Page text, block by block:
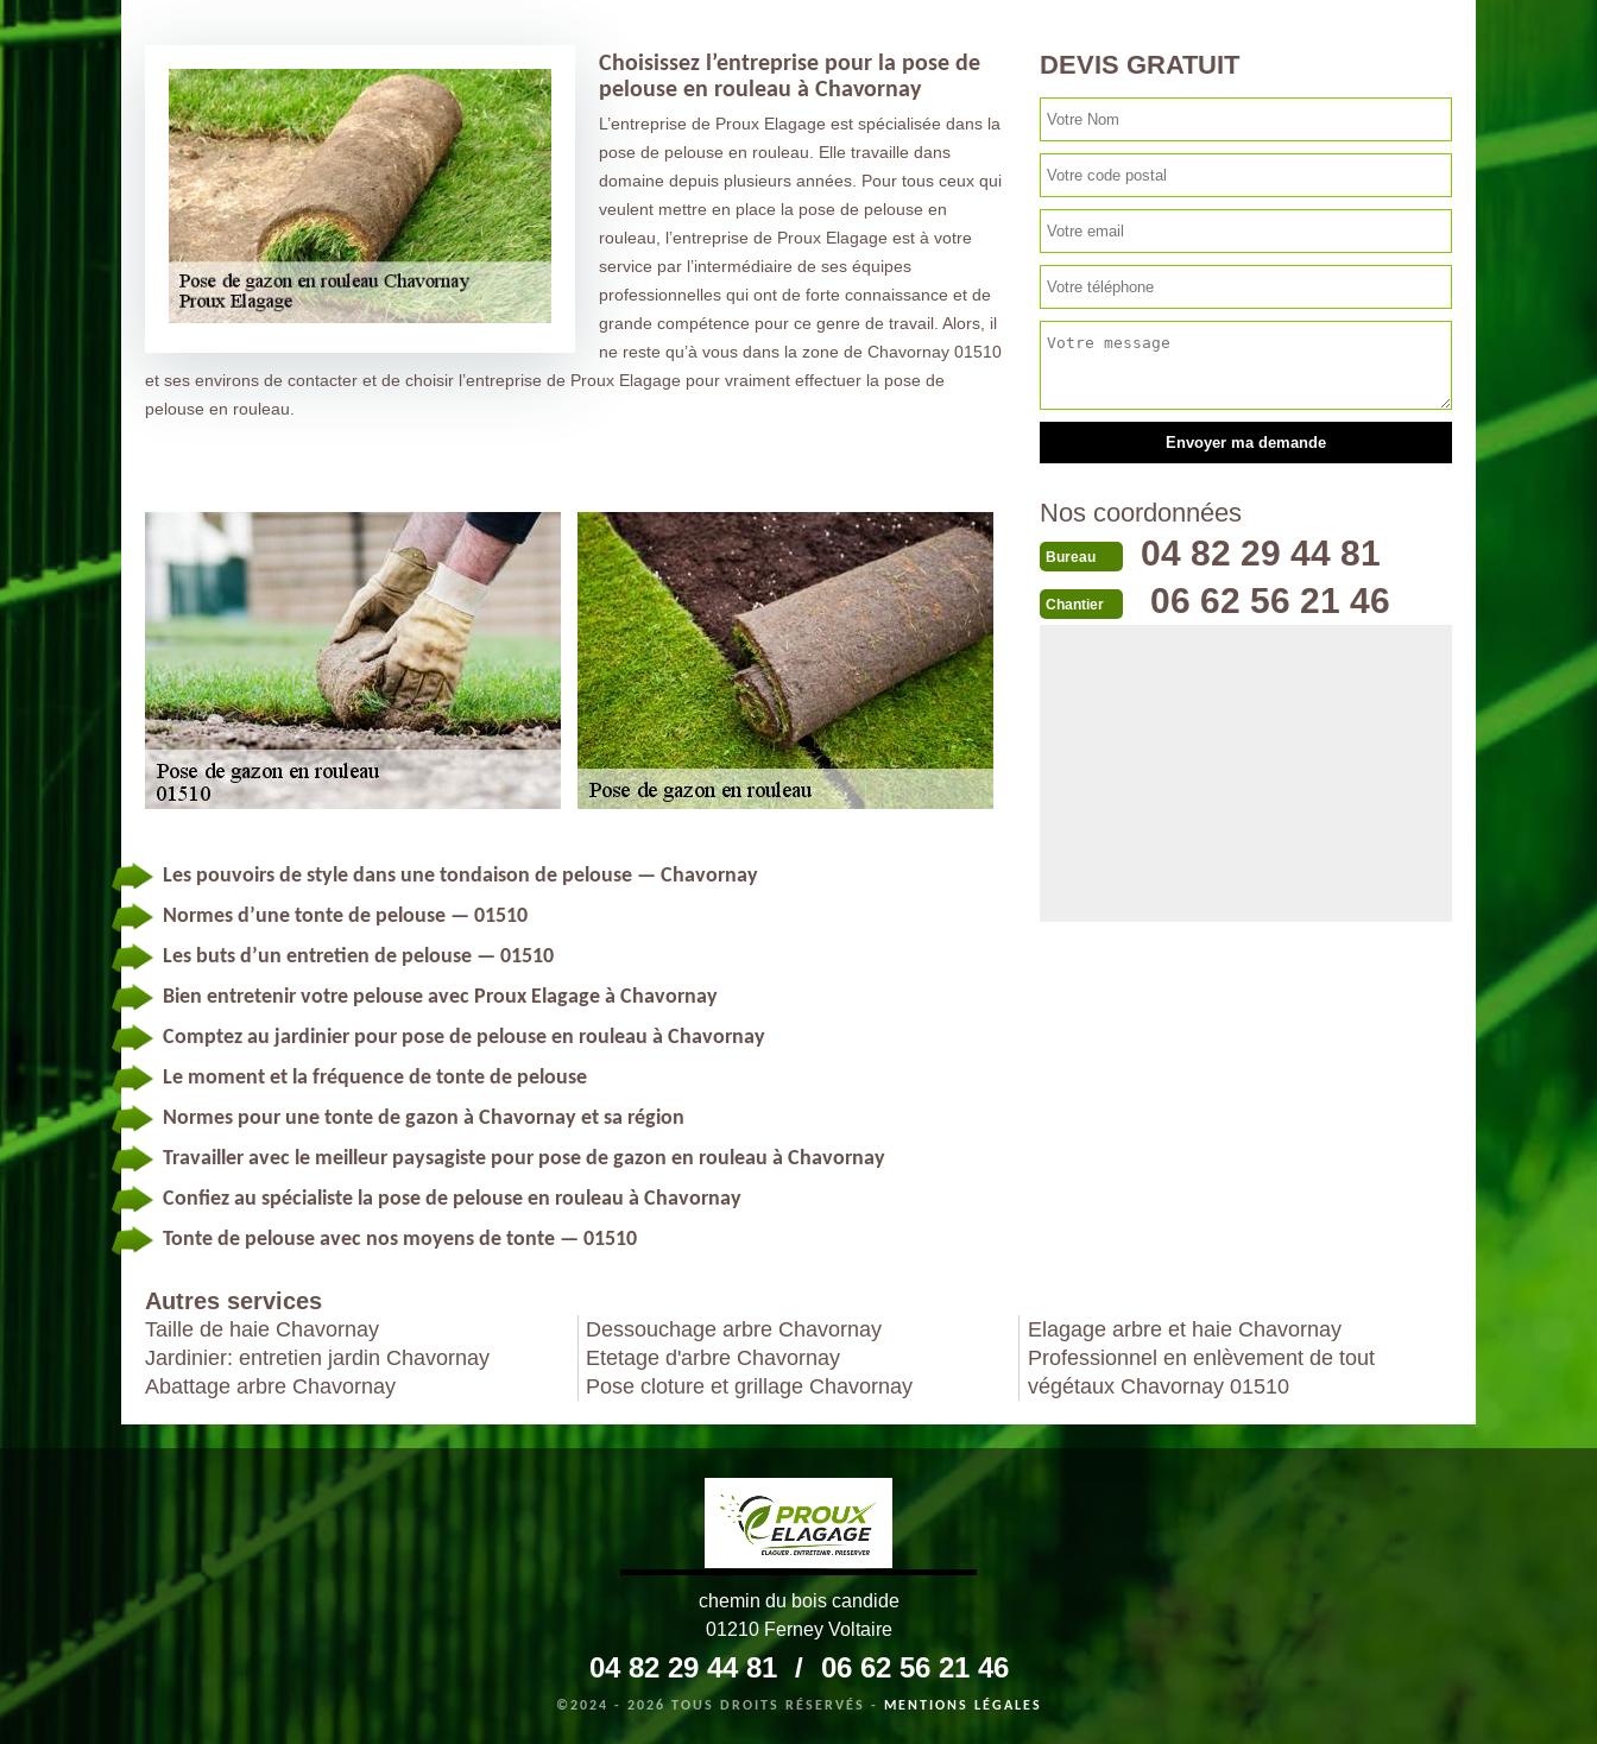
Choisissez l’entreprise pour la pose de
pelouse en rouleau à Chavornay
L’entreprise de Proux Elagage est spécialisée dans la
pose de pelouse en rouleau. Elle travaille dans
domaine depuis plusieurs années. Pour tous ceux qui
veulent mettre en place la pose de pelouse en
rouleau, l’entreprise de Proux Elagage est à votre
service par l’intermédiaire de ses équipes
professionnelles qui ont de forte connaissance et de
grande compétence pour ce genre de travail. Alors, il
ne reste qu’à vous dans la zone de Chavornay 01510
et ses environs de contacter et de choisir l’entreprise de Proux Elagage pour vraiment effectuer la pose de
pelouse en rouleau.
Les pouvoirs de style dans une tondaison de pelouse — Chavornay
Normes d’une tonte de pelouse — 01510
Les buts d’un entretien de pelouse — 01510
Bien entretenir votre pelouse avec Proux Elagage à Chavornay
Comptez au jardinier pour pose de pelouse en rouleau à Chavornay
Le moment et la fréquence de tonte de pelouse
Normes pour une tonte de gazon à Chavornay et sa région
Travailler avec le meilleur paysagiste pour pose de gazon en rouleau à Chavornay
Confiez au spécialiste la pose de pelouse en rouleau à Chavornay
Tonte de pelouse avec nos moyens de tonte — 01510
DEVIS GRATUIT
Nos coordonnées
Bureau 04 82 29 44 81
Chantier 06 62 56 21 46
Autres services
Taille de haie Chavornay
Jardinier: entretien jardin Chavornay
Abattage arbre Chavornay
Dessouchage arbre Chavornay
Etetage d'arbre Chavornay
Pose cloture et grillage Chavornay
Elagage arbre et haie Chavornay
Professionnel en enlèvement de tout
végétaux Chavornay 01510
chemin du bois candide
01210 Ferney Voltaire
04 82 29 44 81 / 06 62 56 21 46
©2024 - 2026 TOUS DROITS RÉSERVÉS - MENTIONS LÉGALES